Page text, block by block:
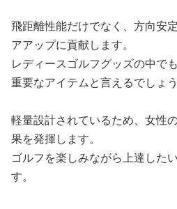
飛距離性能だけでなく、方向安
アアップに貢献します。
レディースゴルフグッズの中で
重要なアイテムと言えるでしょう
軽量設計されているため、女性
果を発揮します。
ゴルフを楽しみながら上達した
す。